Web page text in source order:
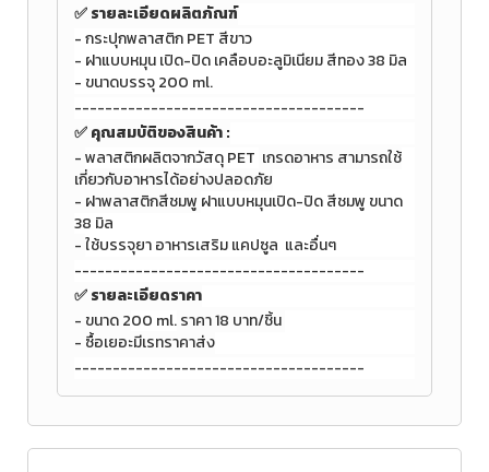
✅ รายละเอียดผลิตภัณฑ์
-กระปุกพลาสติก PET สีขาว
- ฝาแบบหมุน เปิด-ปิด เคลือบอะลูมิเนียม สีทอง 38 มิล
- ขนาดบรรจุ 200 ml.
--------------------------------------
✅คุณสมบัติของสินค้า :
-พลาสติกผลิตจากวัสดุ PET เกรดอาหาร สามารถใช้
เกี่ยวกับอาหารได้อย่างปลอดภัย
- ฝาพลาสติกสีชมพู ฝาแบบหมุนเปิด-ปิด สีชมพู ขนาด
38 มิล
-ใช้บรรจุยา อาหารเสริม แคปซูล และอื่นๆ
--------------------------------------
✅ รายละเอียดราคา
- ขนาด 200 ml.ราคา 18 บาท/ชิ้น
- ซื้อเยอะมีเรทราคาส่ง
--------------------------------------